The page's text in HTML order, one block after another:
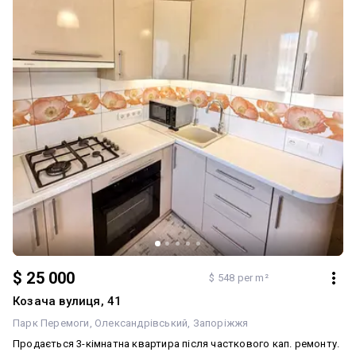
$ 25 000 $ 548 per m²
Козача вулиця, 41
Парк Перемоги Олександрівський Запоріжжя
Продається 3-кімнатна квартира після часткового кап. ремонту.